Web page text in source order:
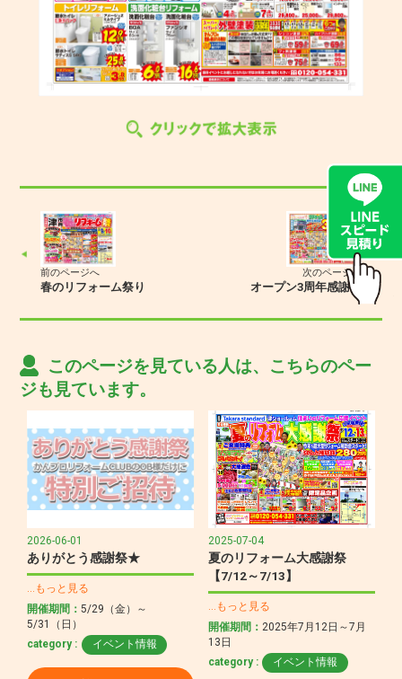
前のページへ
春のリフォーム祭り
次のページへ
オープン3周年感謝祭
このページを見ている人は、こちらのペー
ジも見ています。
2026-06-01
ありがとう感謝祭★
…もっと見る
開催期間：5/29（金）～
5/31（日）
category :
イベント情報
2025-07-04
夏のリフォーム大感謝祭
【7/12～7/13】
…もっと見る
開催期間： 2025年7月12日～7月
13日
category :
イベント情報